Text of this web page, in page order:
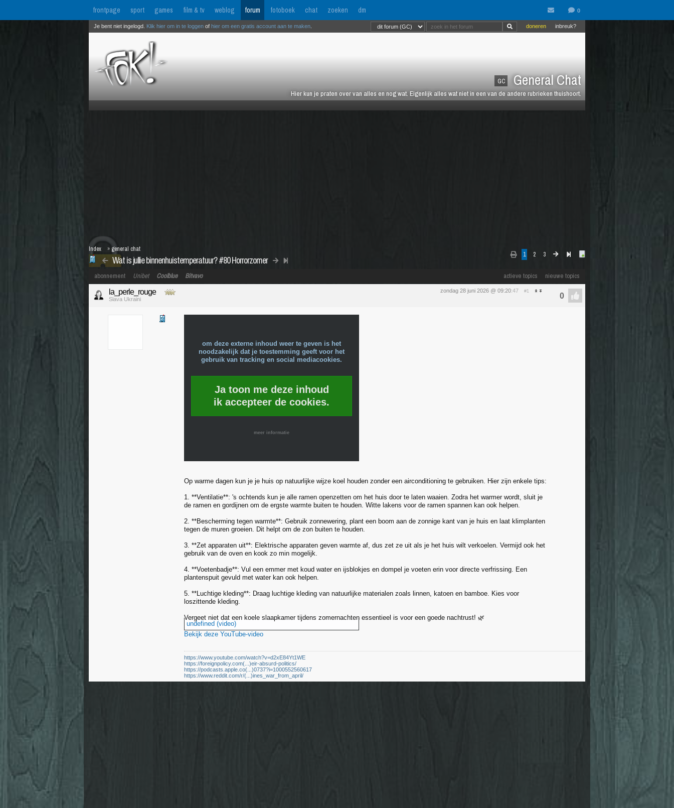
frontpage sport games film & tv weblog forum fotoboek chat zoeken dm
GC General Chat
Hier kun je praten over van alles en nog wat. Eigenlijk alles wat niet in een van de andere rubrieken thuishoort.
inbreuk?
doneren
Je bent niet ingelogd. Klik hier om in te loggen of hier om een gratis account aan te maken
1 2 3
Wat is jullie binnenhuistemperatuur? #80 Horrorzomer
Index » general chat
actieve topics nieuwe topics
abonnement Unibet Coolblue Bitvavo
zondag 28 juni 2026 @ 09:20:47 #1
la_perle_rouge
Slava Ukraini
om deze externe inhoud weer te geven is het
noodzakelijk dat je toestemming geeft voor het
gebruik van tracking en social mediacookies.
Ja toon me deze inhoud
ik accepteer de cookies.
meer informatie
Op warme dagen kun je je huis op natuurlijke wijze koel houden zonder een airconditioning te gebruiken. Hier zijn enkele tips:
1. **Ventilatie**: 's ochtends kun je alle ramen openzetten om het huis door te laten waaien. Zodra het warmer wordt, sluit je
de ramen en gordijnen om de ergste warmte buiten te houden. Witte lakens voor de ramen spannen kan ook helpen.
2. **Bescherming tegen warmte**: Gebruik zonnewering, plant een boom aan de zonnige kant van je huis en laat klimplanten
tegen de muren groeien. Dit helpt om de zon buiten te houden.
3. **Zet apparaten uit**: Elektrische apparaten geven warmte af, dus zet ze uit als je het huis wilt verkoelen. Vermijd ook het
gebruik van de oven en kook zo min mogelijk.
4. **Voetenbadje**: Vul een emmer met koud water en ijsblokjes en dompel je voeten erin voor directe verfrissing. Een
plantenspuit gevuld met water kan ook helpen.
5. **Luchtige kleding**: Draag luchtige kleding van natuurlijke materialen zoals linnen, katoen en bamboe. Kies voor
loszittende kleding.
Vergeet niet dat een koele slaapkamer tijdens zomernachten essentieel is voor een goede nachtrust! 🌿
undefined (video)
Bekijk deze YouTube-video
https://www.youtube.com/watch?v=d2xE84Yt1WE
https://foreignpolicy.com(...)eir-absurd-politics/
https://podcasts.apple.co(...)0737?i=1000552560617
https://www.reddit.com/r/(...)ines_war_from_april/